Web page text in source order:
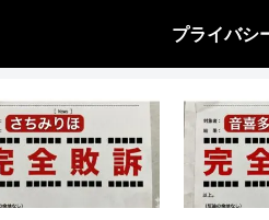
プライバシ